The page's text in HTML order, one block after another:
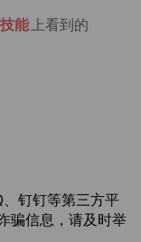
能上看到的
钉钉等第三方平
骗信息，请及时举